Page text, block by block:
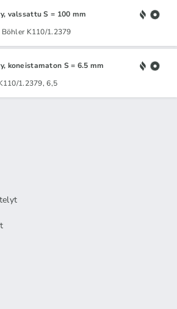
valssattu S = 100 mm
K110/1.2379
koneistamaton S = 6.5 mm
1.2379, 6,5